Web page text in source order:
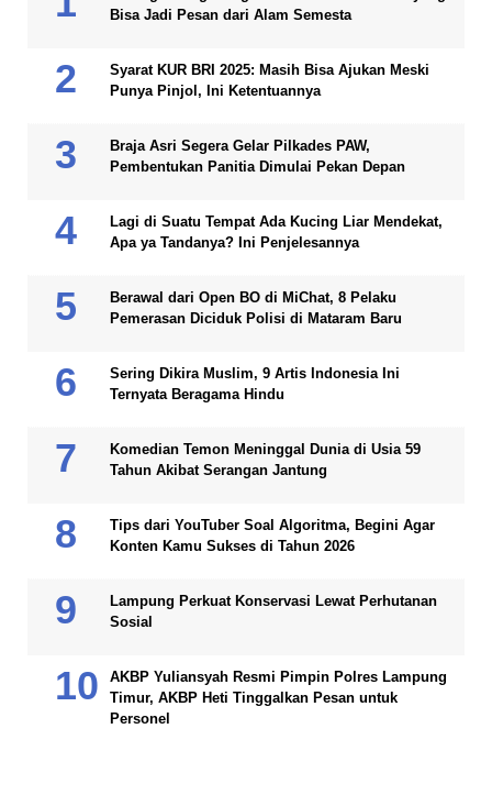
Bisa Jadi Pesan dari Alam Semesta
Syarat KUR BRI 2025: Masih Bisa Ajukan Meski
Punya Pinjol, Ini Ketentuannya
Braja Asri Segera Gelar Pilkades PAW,
Pembentukan Panitia Dimulai Pekan Depan
Lagi di Suatu Tempat Ada Kucing Liar Mendekat,
Apa ya Tandanya? Ini Penjelesannya
Berawal dari Open BO di MiChat, 8 Pelaku
Pemerasan Diciduk Polisi di Mataram Baru
Sering Dikira Muslim, 9 Artis Indonesia Ini
Ternyata Beragama Hindu
Komedian Temon Meninggal Dunia di Usia 59
Tahun Akibat Serangan Jantung
Tips dari YouTuber Soal Algoritma, Begini Agar
Konten Kamu Sukses di Tahun 2026
Lampung Perkuat Konservasi Lewat Perhutanan
Sosial
AKBP Yuliansyah Resmi Pimpin Polres Lampung
Timur, AKBP Heti Tinggalkan Pesan untuk
Personel